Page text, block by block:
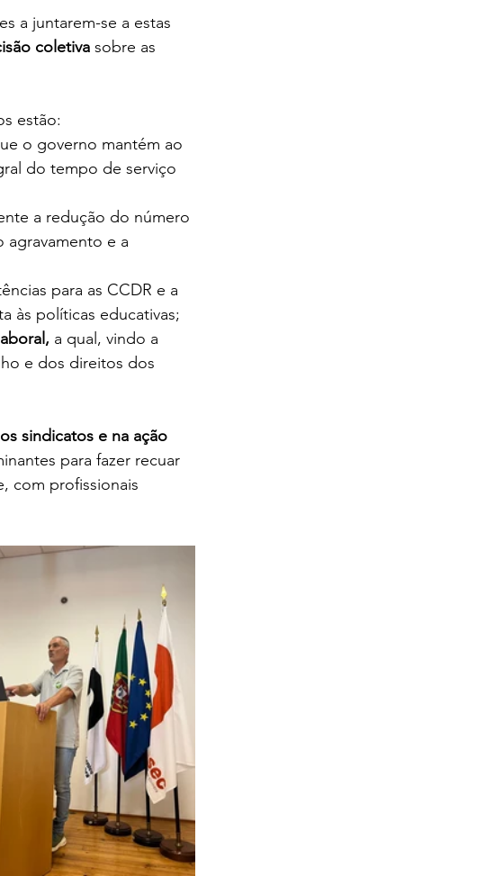
a juntarem-se a estas
coletiva sobre as
estão:
o governo mantém ao
do tempo de serviço
a redução do número
agravamento e a
para as CCDR e a
às políticas educativas;
a qual, vindo a
e dos direitos dos
sindicatos e na ação
para fazer recuar
com profissionais